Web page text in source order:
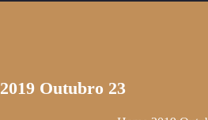
2019 Outubro 23